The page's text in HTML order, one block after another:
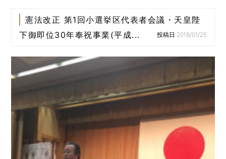
憲法改正 第1回小選挙区代表者会議・天皇陛
下御即位30年奉祝事業(平成...
投稿日:2018/01/25